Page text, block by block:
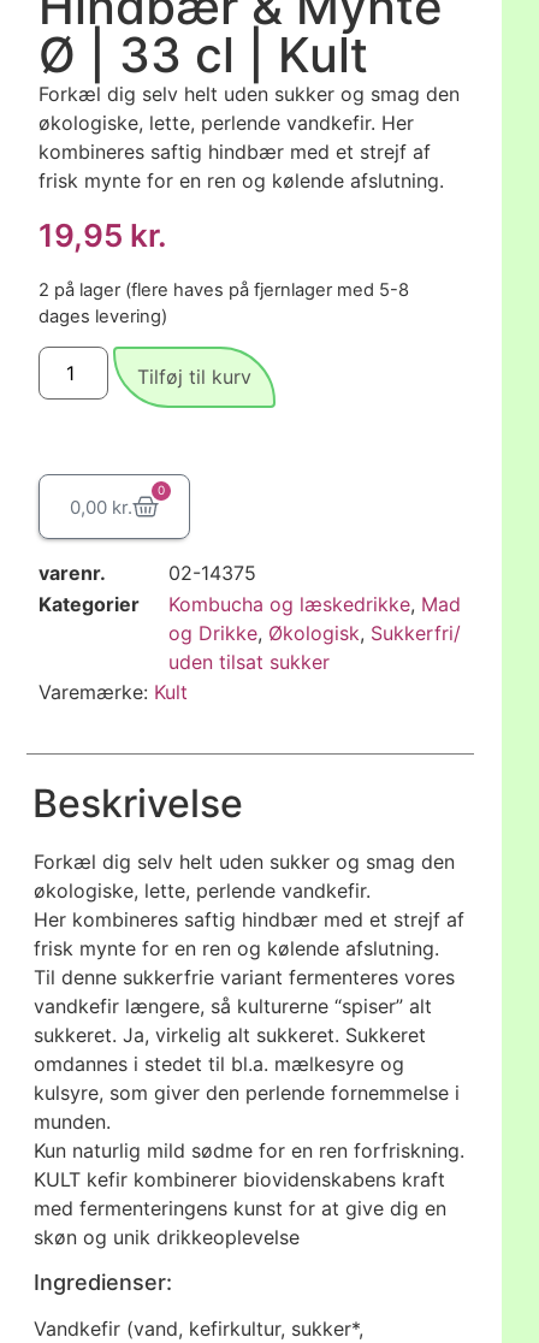
Ø | 33 cl | Kult
Forkæl dig selv helt uden sukker og smag den
økologiske, lette, perlende vandkefir. Her
kombineres saftig hindbær med et strejf af
frisk mynte for en ren og kølende afslutning.
19,95 kr.
2 på lager (flere haves på fjernlager med 5-8
dages levering)
Tilføj til kurv
0,00 kr.
0
varenr.
02-14375
Kategorier
Kombucha og læskedrikke, Mad
og Drikke, Økologisk, Sukkerfri/
uden tilsat sukker
Varemærke: Kult
Beskrivelse
Forkæl dig selv helt uden sukker og smag den
økologiske, lette, perlende vandkefir.
Her kombineres saftig hindbær med et strejf af
frisk mynte for en ren og kølende afslutning.
Til denne sukkerfrie variant fermenteres vores
vandkefir længere, så kulturerne “spiser” alt
sukkeret. Ja, virkelig alt sukkeret. Sukkeret
omdannes i stedet til bl.a. mælkesyre og
kulsyre, som giver den perlende fornemmelse i
munden.
Kun naturlig mild sødme for en ren forfriskning.
KULT kefir kombinerer biovidenskabens kraft
med fermenteringens kunst for at give dig en
skøn og unik drikkeoplevelse
Ingredienser:
Vandkefir (vand, kefirkultur, sukker*,